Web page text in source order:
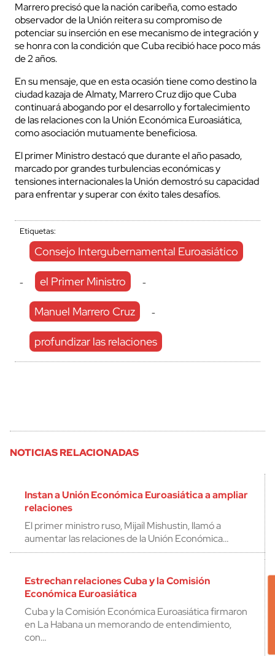
Marrero precisó que la nación caribeña, como estado
observador de la Unión reitera su compromiso de
potenciar su inserción en ese mecanismo de integración y
se honra con la condición que Cuba recibió hace poco más
de 2 años.
En su mensaje, que en esta ocasión tiene como destino la
ciudad kazaja de Almaty, Marrero Cruz dijo que Cuba
continuará abogando por el desarrollo y fortalecimiento
de las relaciones con la Unión Económica Euroasiática,
como asociación mutuamente beneficiosa.
El primer Ministro destacó que durante el año pasado,
marcado por grandes turbulencias económicas y
tensiones internacionales la Unión demostró su capacidad
para enfrentar y superar con éxito tales desafíos.
Etiquetas:
Consejo Intergubernamental Euroasiático
- el Primer Ministro -
Manuel Marrero Cruz -
profundizar las relaciones
NOTICIAS RELACIONADAS
Instan a Unión Económica Euroasiática a ampliar
relaciones
El primer ministro ruso, Mijaíl Mishustin, llamó a
aumentar las relaciones de la Unión Económica…
Estrechan relaciones Cuba y la Comisión
Económica Euroasiática
Cuba y la Comisión Económica Euroasiática firmaron
en La Habana un memorando de entendimiento,
con…